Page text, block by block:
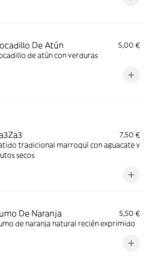
De Atún
5,00 €
de atún con verduras
7,50 €
tradicional marroquí con aguacate y
secos
De Naranja
5,50 €
de naranja natural recién exprimido